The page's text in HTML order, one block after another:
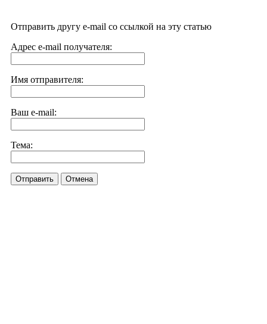
Отправить другу e-mail со ссылкой на эту статью
Адрес e-mail получателя:
Имя отправителя:
Ваш e-mail:
Тема:
Отправить Отмена